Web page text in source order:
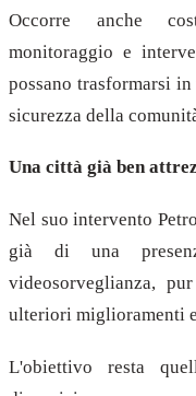
Occorre anche
monitoraggio e
possano trasformarsi
sicurezza della
Una città già ben
Nel suo intervento
già di una
videosorveglianza,
ulteriori miglioramenti
L'obiettivo resta